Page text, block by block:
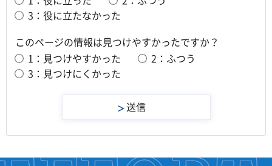
3：役に立たなかった
このページの情報は見つけやすかったですか？
1：見つけやすかった
2：ふつう
3：見つけにくかった